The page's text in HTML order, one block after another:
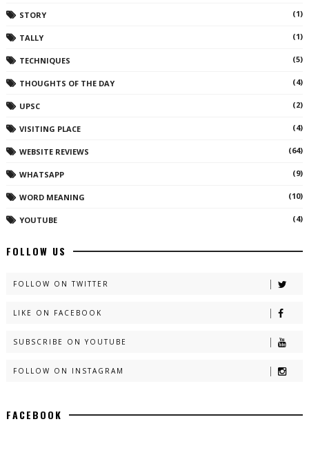
STORY (1)
TALLY (1)
TECHNIQUES (5)
THOUGHTS OF THE DAY (4)
UPSC (2)
VISITING PLACE (4)
WEBSITE REVIEWS (64)
WHATSAPP (9)
WORD MEANING (10)
YOUTUBE (4)
FOLLOW US
FOLLOW ON TWITTER
LIKE ON FACEBOOK
SUBSCRIBE ON YOUTUBE
FOLLOW ON INSTAGRAM
FACEBOOK